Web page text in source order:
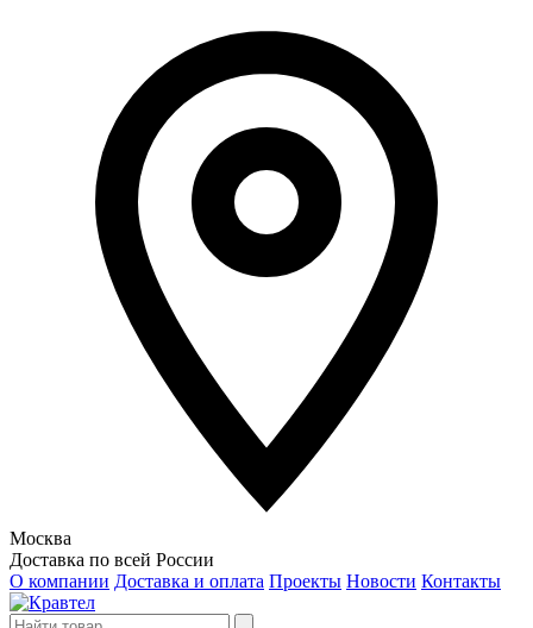
Москва
Доставка по всей России
О компании Доставка и оплата Проекты Новости Контакты